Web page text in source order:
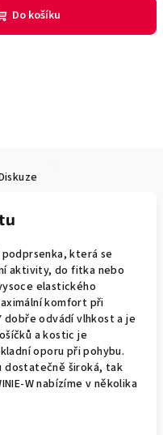
Do košíku
podprsenka, která se
aktivity, do fitka nebo
elastického
komfort při
dobře odvádí vlhkost a je
a kostic je
oporu při pohybu.
dostatečně široká, tak
W nabízíme v několika